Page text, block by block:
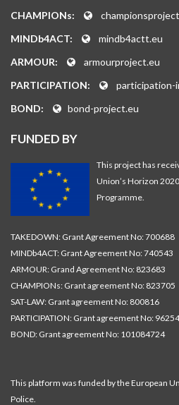
CHAMPIONs:
MINDb4ACT:
mindb4actt.eu
ARMOUR:
armourproject.eu
PARTICIPATION:
participation-
BOND:
bond-project.eu
FUNDED BY
This project has
Union’s Horizon
Programme.
TAKEDOWN: Grant Agreement No: 700688
MINDb4ACT: Grant Agreement No: 740543
ARMOUR: Grand Agreement No: 823683
CHAMPIONs: Grant agreement No: 823705
SAT-LAW: Grant agreement No: 800816
PARTICIPATION: Grant agreement No:
BOND: Grant agreement No: 101084724
This platform was funded by the European
Police.